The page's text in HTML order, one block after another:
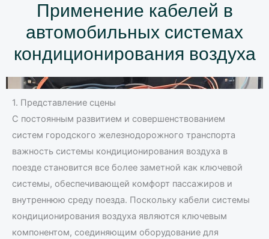
Применение кабелей в
автомобильных системах
кондиционирования воздуха
1. Представление сцены
С постоянным развитием и совершенствованием
систем городского железнодорожного транспорта
важность системы кондиционирования воздуха в
поезде становится все более заметной как ключевой
системы, обеспечивающей комфорт пассажиров и
внутреннюю среду поезда. Поскольку кабели системы
кондиционирования воздуха являются ключевым
компонентом, соединяющим оборудование для